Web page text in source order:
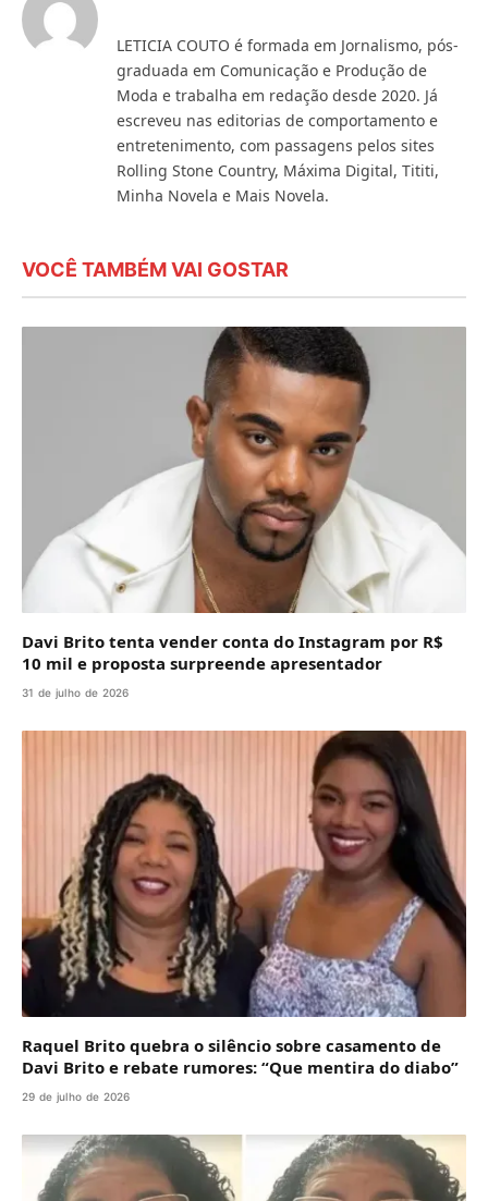
LETICIA COUTO é formada em Jornalismo, pós-
graduada em Comunicação e Produção de
Moda e trabalha em redação desde 2020. Já
escreveu nas editorias de comportamento e
entretenimento, com passagens pelos sites
Rolling Stone Country, Máxima Digital, Tititi,
Minha Novela e Mais Novela.
VOCÊ TAMBÉM VAI GOSTAR
Davi Brito tenta vender conta do Instagram por R$
10 mil e proposta surpreende apresentador
31 de julho de 2026
Raquel Brito quebra o silêncio sobre casamento de
Davi Brito e rebate rumores: “Que mentira do diabo”
29 de julho de 2026